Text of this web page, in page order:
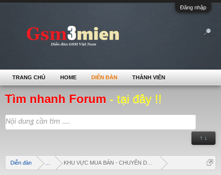
Đăng nhập
Tìm nhanh Forum - tại đây !!
↑ ↓
Diễn đàn KHU VỰC MUA BÁN - CHUYÊN DOANH
TRANG CHỦ HOME DIỄN ĐÀN THÀNH VIÊN